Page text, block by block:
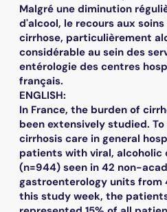
Malgré une diminution
d'alcool, le recours aux
cirrhose, particulièrement
considérable au sein des
entérologie des centres
français.
ENGLISH:
In France, the burden of
been extensively studied.
cirrhosis care in general
patients with viral, alcoholic
(n=944) seen in 42 non-
gastroenterology units from
this study week, the